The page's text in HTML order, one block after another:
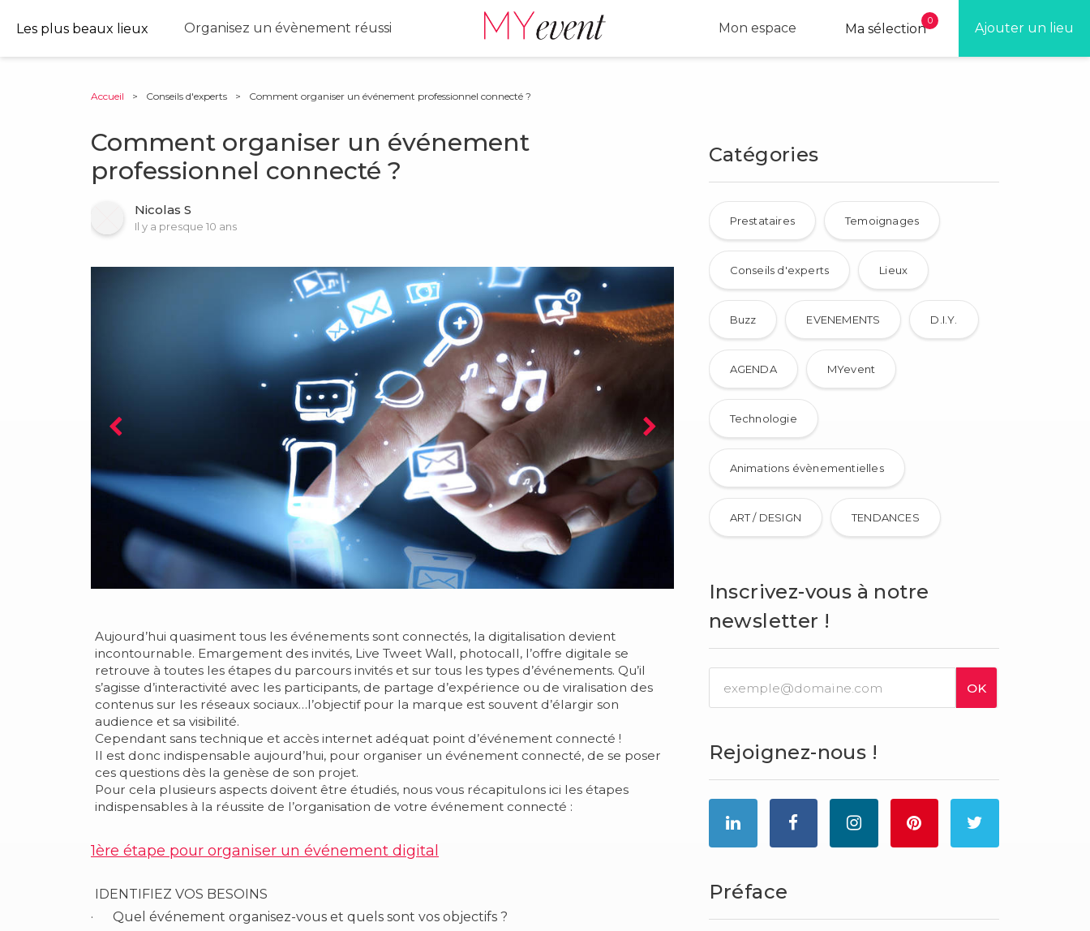
Les plus beaux lieux Organisez un évènement réussi Ajouter un lieu
Ma sélection
0
Mon espace
Accueil > Conseils d'experts > Comment organiser un événement professionnel connecté ?
Comment organiser un événement
professionnel connecté ?
Nicolas S
Il y a presque 10 ans
Aujourd’hui quasiment tous les événements sont connectés, la digitalisation devient
incontournable. Emargement des invités, Live Tweet Wall, photocall, l’offre digitale se
retrouve à toutes les étapes du parcours invités et sur tous les types d’événements. Qu’il
s’agisse d’interactivité avec les participants, de partage d’expérience ou de viralisation des
contenus sur les réseaux sociaux…l’objectif pour la marque est souvent d’élargir son
audience et sa visibilité.
Cependant sans technique et accès internet adéquat point d’événement connecté !
Il est donc indispensable aujourd’hui, pour organiser un événement connecté, de se poser
ces questions dès la genèse de son projet.
Pour cela plusieurs aspects doivent être étudiés, nous vous récapitulons ici les étapes
indispensables à la réussite de l’organisation de votre événement connecté :
1ère étape pour organiser un événement digital
IDENTIFIEZ VOS BESOINS
·
Quel événement organisez-vous et quels sont vos objectifs ?
Catégories
Prestataires Temoignages
Conseils d'experts Lieux
Buzz EVENEMENTS D.I.Y.
AGENDA MYevent
Technologie
Animations évènementielles
ART / DESIGN TENDANCES
Inscrivez-vous à notre
newsletter !
Rejoignez-nous !
Préface